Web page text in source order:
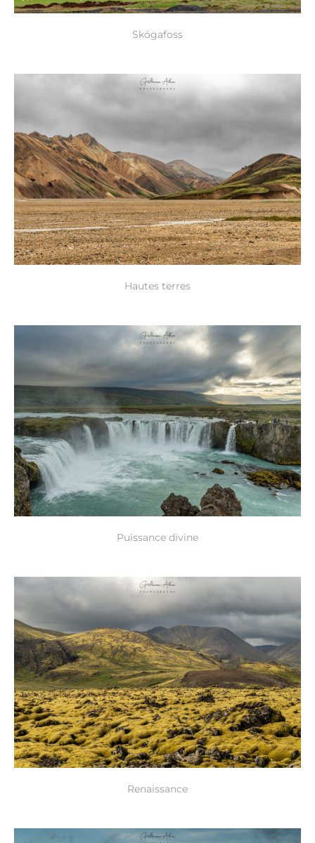
Skógafoss
Hautes terres
Puissance divine
Renaissance